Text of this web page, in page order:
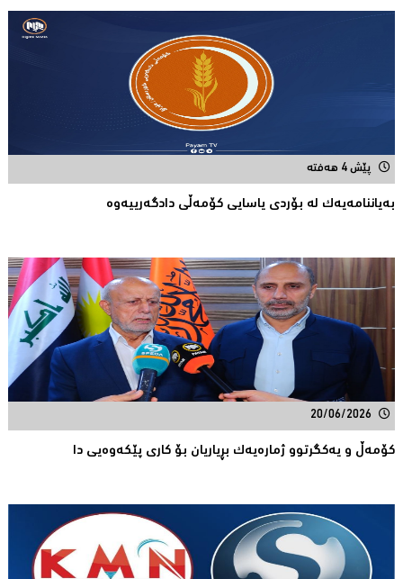
پێش 4 هەفتە
بەیاننامەیەک لە بۆردی یاسایی کۆمەڵی دادگەرییەوە
20/06/2026
كۆمەڵ و یەكگرتوو ژمارەیەك بڕیاریان بۆ كاری پێكەوەیی دا